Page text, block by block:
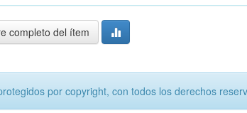
completo del ítem
por copyright, con todos los derechos